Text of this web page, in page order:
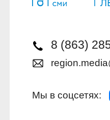
8 (863)
Мы в соцсетях: